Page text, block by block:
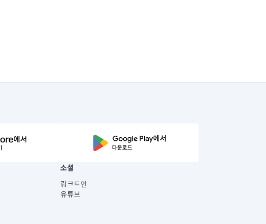
소셜
링크드인
유튜브